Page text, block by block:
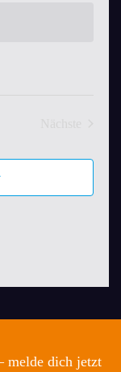
melde dich jetzt